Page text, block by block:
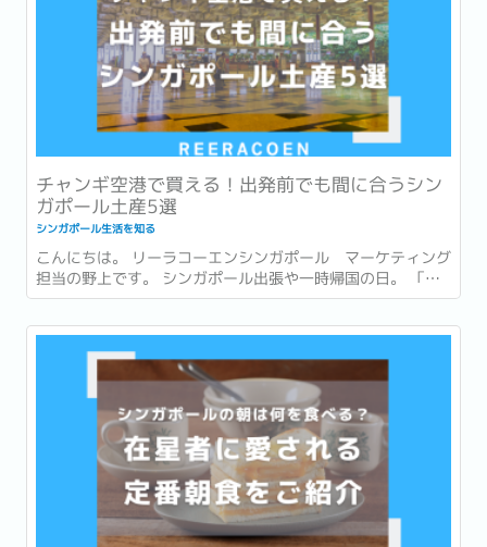
チャンギ空港で買える！出発前でも間に合うシン
ガポール土産5選
シンガポール生活を知る
こんにちは。 リーラコーエンシンガポール マーケティング
担当の野上です。 シンガポール出張や一時帰国の日。 「最
後まで打合せや商談が入っていて、市内でお土産を買う時間
がなかった…。」 「一時帰国ギリギリまで予定が詰まってい
てお土産が買えなかった…。」 このような経験はありません